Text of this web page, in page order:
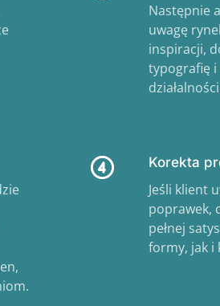
Następnie
uwagę
inspiracji,
typografię i
Korekta
Jeśli klient
poprawek,
pełnej
formy, jak i